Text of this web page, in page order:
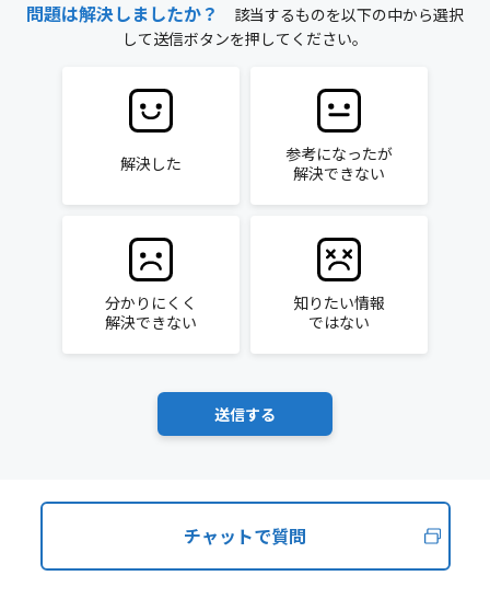
問題は解決しましたか？
該当するものを以下の中から選択
して送信ボタンを押してください。
解決した
参考になったが
解決できない
分かりにくく
解決できない
知りたい情報
ではない
チャットで質問